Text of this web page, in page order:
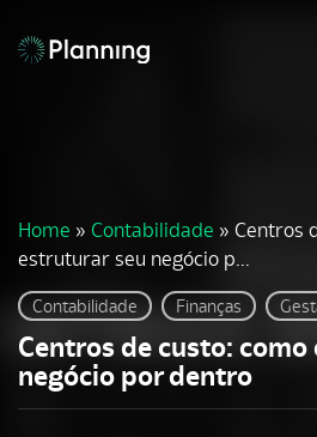
Home » Contabilidade » Centros
estruturar seu negócio p...
Contabilidade Finanças
Centros de custo:
negócio por dentro